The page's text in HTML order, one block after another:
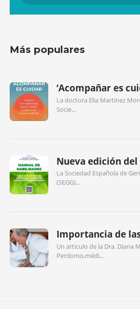
Más populares
‘Acompañar es
La doctora Elia Martínez
Socie...
Nueva edición del
La Sociedad Española de
(SEGG)...
Importancia de
Un artículo de la Dra. Diana
Perdomo,médi...